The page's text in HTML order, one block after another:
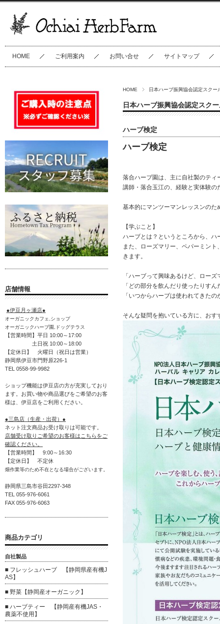
HOME ご利用案内 お問い合せ サイトマップ
HOME 日本ハーブ振興協会認定スクー
日本ハーブ振興協会認定スク
ハーブ検定
ハーブ検定
落合ハーブ園は、主に自社製のテ
講師・落合玉江の、経験と実体験
基本的にマンツーマンレッスンの
【学ぶこと】
ハーブとは？というところから、
また、ローズマリー、ペパーミン
きます。
「ハーブって興味あるけど、ロー
「どの部分を飲んだり使ったりすん
「いつからハーブは使われてきたの
そんな疑問を抱いている方に、おす
店舗情報
●伊豆月ヶ瀬店●
オーガニックカフェ,ショップ
オーガニックハーブ園,ドッグテラス
【営業時間】平日 10:00～17:00
土日祝 10:00～18:00
【定休日】 火曜日（祝日は営業）
静岡県伊豆市門野原226-1
TEL 0558-99-9982
ショップ機能は伊豆店の方が充実しており
ます。お買い物や商品選びをご希望のお客
様は、伊豆店をご利用ください。
●三島店（生産・出荷）●
ネット注文商品お受け取りは可能です。
店舗受け取りご希望のお客様はこちらをご
確認ください。
【営業時間】 9:00～16:30
【定休日】 不定休
畑作業等のため不在となる場合がございます。
静岡県三島市谷田2297-348
TEL 055-976-6061
FAX 055-976-6063
商品カテゴリ
自社製品
■ フレッシュハーブ 【静岡県産有機J
AS】
■ 野菜【静岡産オーガニック】
■ ハーブティー 【静岡産有機JAS・
農薬不使用】